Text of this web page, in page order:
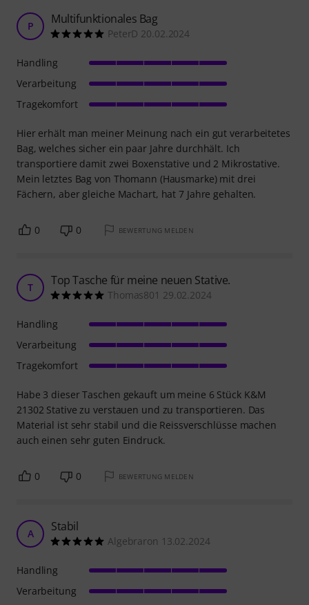
P Multifunktionales Bag
PeterD 20.02.2024
Hier erhält man meiner Meinung nach ein gut verarbeitetes
Bag, welches sicher ein paar Jahre durchhält. Ich
transportiere damit zwei Boxenstative und 2 Mikrostative.
Mein letztes Bag von Thomann (Hausmarke) mit drei
Fächern, aber gleiche Machart, hat 7 Jahre gehalten.
Handling
Verarbeitung
Tragekomfort
0 0 BEWERTUNG MELDEN
T Top Tasche für meine neuen Stative.
Thomas801 29.02.2024
Habe 3 dieser Taschen gekauft um meine 6 Stück K&M
21302 Stative zu verstauen und zu transportieren. Das
Material ist sehr stabil und die Reissverschlüsse machen
auch einen sehr guten Eindruck.
Handling
Verarbeitung
Tragekomfort
0 0 BEWERTUNG MELDEN
A Stabil
Algebraron 13.02.2024
Handling
Verarbeitung